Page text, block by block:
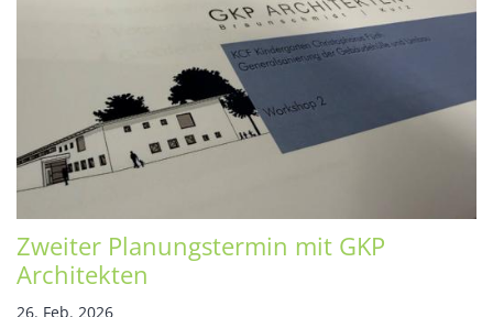
Zweiter Planungstermin mit GKP
Architekten
26. Feb. 2026